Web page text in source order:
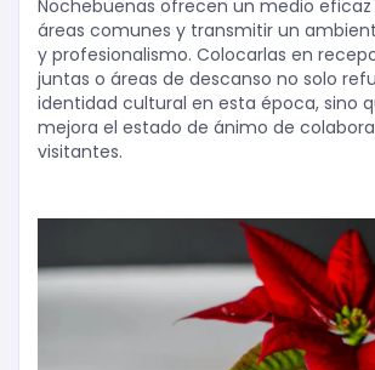
Nochebuenas ofrecen un medio
áreas comunes y transmitir un
y profesionalismo. Colocarlas en
juntas o áreas de descanso no solo
identidad cultural en esta época, sino
mejora el estado de ánimo de
visitantes.